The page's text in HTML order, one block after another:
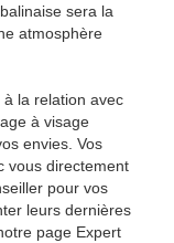
sera la
atmosphère
la relation avec
à visage
envies. Vos
vous directement
pour vos
leurs dernières
page Expert